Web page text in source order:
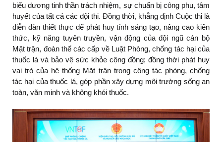
biểu dương tinh thần trách nhiệm, sự chuẩn bị công phu, tâm
huyết của tất cả các đội thi. Đồng thời, khẳng định Cuộc thi là
diễn đàn thiết thực để phát huy tính sáng tạo, nâng cao kiến
thức, kỹ năng tuyên truyền, vận động của đội ngũ cán bộ
Mặt trận, đoàn thể các cấp về Luật Phòng, chống tác hại của
thuốc lá và bảo vệ sức khỏe cộng đồng; đồng thời phát huy
vai trò của hệ thống Mặt trận trong công tác phòng, chống
tác hại của thuốc lá, góp phần xây dựng môi trường sống an
toàn, văn minh và không khói thuốc.